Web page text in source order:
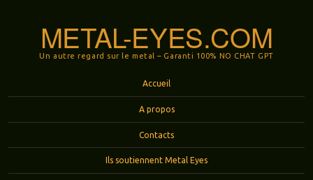
METAL-EYES.COM
Un autre regard sur le metal – Garanti 100% NO CHAT GPT
Accueil
A propos
Contacts
Ils soutiennent Metal Eyes